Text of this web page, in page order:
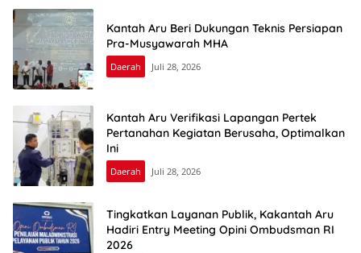
Kantah Aru Beri Dukungan Teknis Persiapan
Pra-Musyawarah MHA
Daerah Juli 28, 2026
Kantah Aru Verifikasi Lapangan Pertek
Pertanahan Kegiatan Berusaha, Optimalkan
Ini
Daerah Juli 28, 2026
Tingkatkan Layanan Publik, Kakantah Aru
Hadiri Entry Meeting Opini Ombudsman RI
2026